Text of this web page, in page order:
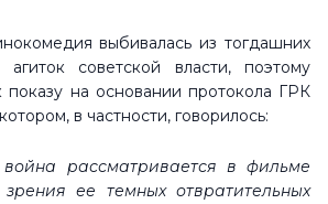
выбивалась из тогдашних
агиток советской власти, поэтому
на основании протокола ГРК
в частности, говорилось:
война рассматривается в фильме
ее темных отвратительных